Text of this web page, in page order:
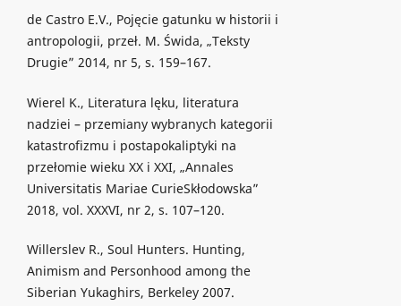
de Castro E.V., Pojęcie gatunku w historii i
antropologii, przeł. M. Świda, „Teksty
Drugie” 2014, nr 5, s. 159–167.
Wierel K., Literatura lęku, literatura
nadziei – przemiany wybranych kategorii
katastrofizmu i postapokaliptyki na
przełomie wieku XX i XXI, „Annales
Universitatis Mariae CurieSkłodowska”
2018, vol. XXXVI, nr 2, s. 107–120.
Willerslev R., Soul Hunters. Hunting,
Animism and Personhood among the
Siberian Yukaghirs, Berkeley 2007.